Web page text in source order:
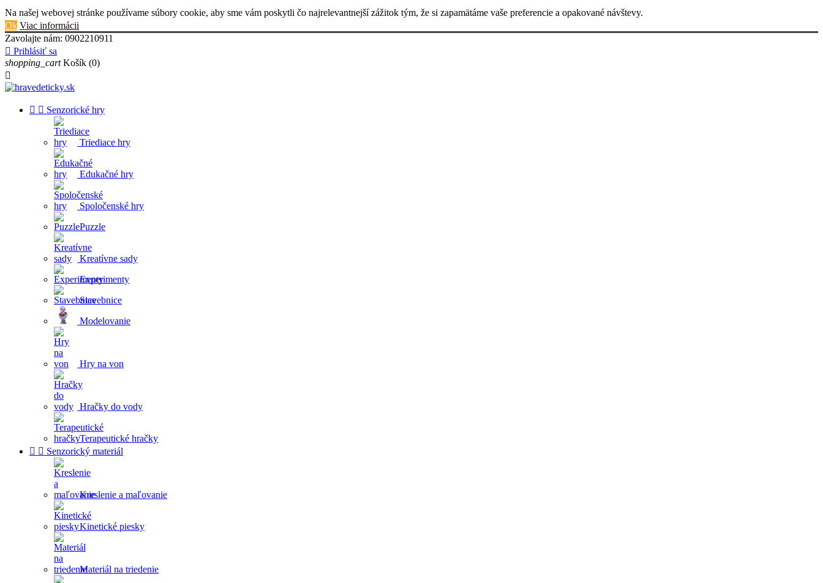
Na našej webovej stránke používame súbory cookie, aby sme vám poskytli čo najrelevantnejší zážitok tým, že si zapamätáme vaše preferencie a opakované návštevy.
Ok Viac informácii
Zavolajte nám: 0902210911
 Prihlásiť sa
shopping_cart Košík (0)

  Senzorické hry
Triediace hry
Edukačné hry
Spoločenské hry
Puzzle
Kreatívne sady
Experimenty
Stavebnice
Modelovanie
Hry na von
Hračky do vody
Terapeutické hračky
  Senzorický materiál
Kreslenie a maľovanie
Kinetické piesky
Materiál na triedenie